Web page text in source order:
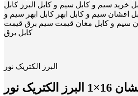
خرید سیم و کابل سیم و کابل البرز کابل
افشان سیم و کابل ابهر کابل ابهر سیم و
سیم و کابل مغان قیمت سیم برق قیمت
کابل برق
البرز الکتریک نور
الکتریک نور